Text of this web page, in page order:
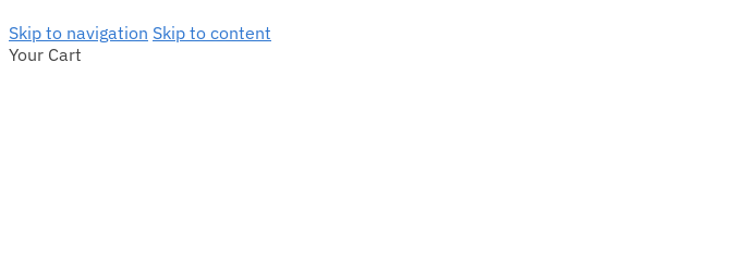
Skip to navigation Skip to content
Your Cart